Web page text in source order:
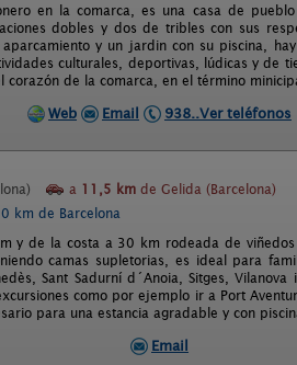
en la comarca, es una casa de
dobles y dos de tribles con sus
y un jardin con su piscina,
culturales, deportivas, lúdicas y de
corazón de la comarca, en el término
Web
Email 938..Ver teléfonos
a 11,5 km de Gelida (Barcelona)
km de Barcelona
y de la costa a 30 km rodeada de
camas supletorias, es ideal para
Sant Sadurní d´Anoia, Sitges,
como por ejemplo ir a Port
para una estancia agradable y con
Email